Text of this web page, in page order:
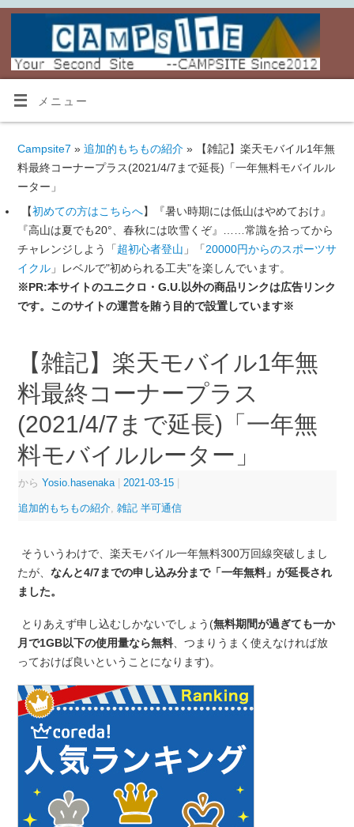
メニュー
Campsite7 » 追加的もちもの紹介» 【雑記】楽天モバイル1年無
料最終コーナープラス(2021/4/7まで延長)「一年無料モバイルル
ーター」
【初めての方はこちらへ】『暑い時期には低山はやめておけ』
『高山は夏でも20°、春秋には吹雪くぞ』……常識を拾ってから
チャレンジしよう「超初心者登山 」「20000円からのスポーツサ
イクル」レベルで"初められる工夫"を楽しんでいます。
※PR:本サイトのユニクロ・G.U.以外の商品リンクは広告リンク
です。このサイトの運営を賄う目的で設置しています※
【雑記】楽天モバイル1年無
料最終コーナープラス
(2021/4/7まで延長)「一年無
料モバイルルーター」
から Yosio.hasenaka 2021-03-15
追加的もちもの紹介, 雑記 半可通信
そういうわけで、楽天モバイル一年無料300万回線突破しまし
たが、 なんと4/7までの申し込み分まで「一年無料」が延長され
ました。
とりあえず申し込むしかないでしょう(無料期間が過ぎても一か
月で1GB以下の使用量なら無料、つまりうまく使えなければ放
っておけば良いということになります)。